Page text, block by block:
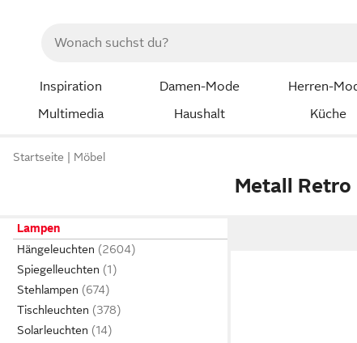
Inspiration Damen-Mode Herren-
Multimedia
Haushalt Küche
Startseite Möbel
Metall Retro
Lampen
Hängeleuchten
Spiegelleuchten
Stehlampen
Tischleuchten
Solarleuchten